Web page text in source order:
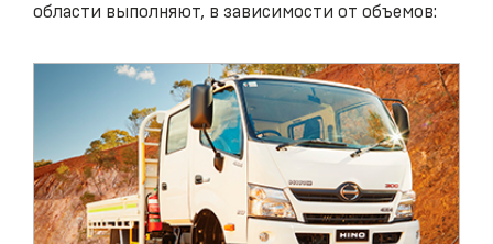
области выполняют, в зависимости от объемов: